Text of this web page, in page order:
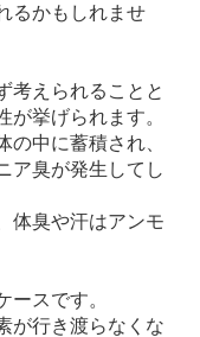
るかもしれませ
考えられることと
が挙げられます。
中に蓄積され、
ア臭が発生してし
体臭や汗はアンモ
ースです。
が行き渡らなくな